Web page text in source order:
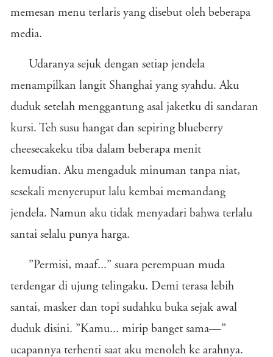
memesan menu terlaris yang disebut oleh beberapa
media.
Udaranya sejuk dengan setiap jendela
menampilkan langit Shanghai yang syahdu. Aku
duduk setelah menggantung asal jaketku di sandaran
kursi. Teh susu hangat dan sepiring blueberry
cheesecakeku tiba dalam beberapa menit
kemudian. Aku mengaduk minuman tanpa niat,
sesekali menyeruput lalu kembai memandang
jendela. Namun aku tidak menyadari bahwa terlalu
santai selalu punya harga.
”Permisi, maaf...” suara perempuan muda
terdengar di ujung telingaku. Demi terasa lebih
santai, masker dan topi sudahku buka sejak awal
duduk disini. ”Kamu... mirip banget sama—”
ucapannya terhenti saat aku menoleh ke arahnya.